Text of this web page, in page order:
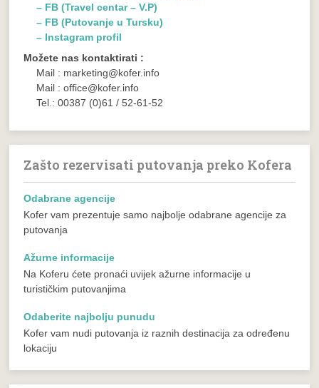
– FB (Travel centar – V.P)
– FB (Putovanje u Tursku)
– Instagram profil
Možete nas kontaktirati :
Mail : marketing@kofer.info
Mail : office@kofer.info
Tel.: 00387 (0)61 / 52-61-52
Zašto rezervisati putovanja preko Kofera
Odabrane agencije
Kofer vam prezentuje samo najbolje odabrane agencije za
putovanja
Ažurne informacije
Na Koferu ćete pronaći uvijek ažurne informacije u
turističkim putovanjima
Odaberite najbolju punudu
Kofer vam nudi putovanja iz raznih destinacija za određenu
lokaciju